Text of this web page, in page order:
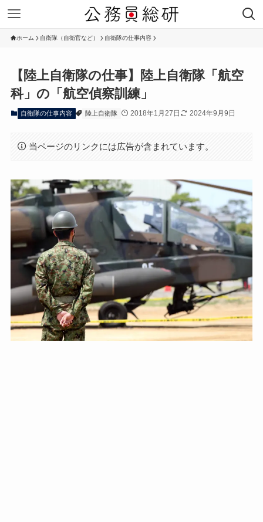
ホーム 自衛隊（自衛官など） 自衛隊の仕事内容
【陸上自衛隊の仕事】陸上自衛隊「航空
科」の「航空偵察訓練」
自衛隊の仕事内容 陸上自衛隊 2018年1月27日 2024年9月9日
当ページのリンクには広告が含まれています。